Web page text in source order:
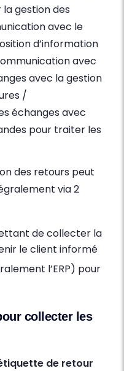
la gestion des
avec le
d’information
avec
avec la gestion
/
échanges avec
pour traiter les
des retours peut
via 2
de collecter la
le client informé
l’ERP) pour
collecter les
de retour